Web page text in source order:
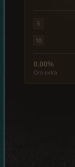
0.00%
Oro extra